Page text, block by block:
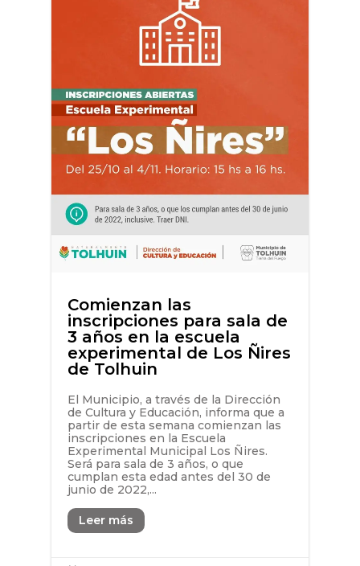
Comienzan las
inscripciones para sala de
3 años en la escuela
experimental de Los Ñires
de Tolhuin
El Municipio, a través de la Dirección
de Cultura y Educación, informa que a
partir de esta semana comienzan las
inscripciones en la Escuela
Experimental Municipal Los Ñires.
Será para sala de 3 años, o que
cumplan esta edad antes del 30 de
junio de 2022,...
Leer más